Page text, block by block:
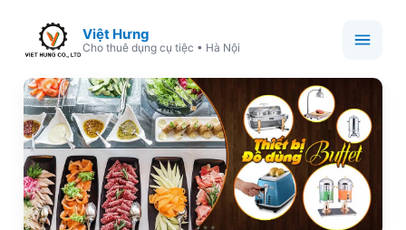
Việt Hưng
Cho thuê dụng cụ tiệc • Hà Nội